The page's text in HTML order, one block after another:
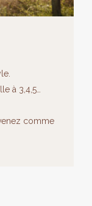
à 3,4,5…
comme